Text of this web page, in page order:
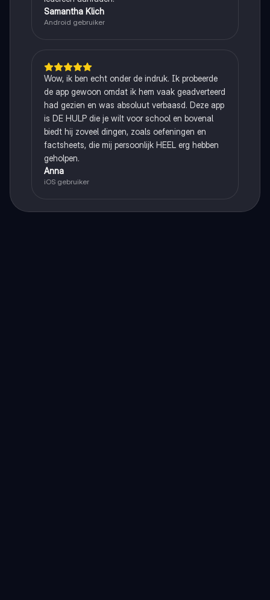
Samantha Klich
Android gebruiker
Wow, ik ben echt onder de indruk. Ik probeerde
de app gewoon omdat ik hem vaak geadverteerd
had gezien en was absoluut verbaasd. Deze app
is DE HULP die je wilt voor school en bovenal
biedt hij zoveel dingen, zoals oefeningen en
factsheets, die mij persoonlijk HEEL erg hebben
geholpen.
Anna
iOS gebruiker